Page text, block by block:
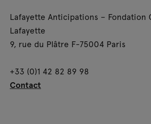
Lafayette Anticipations – Fondation
Lafayette
9, rue du Plâtre F-75004 Paris
+33 (0)1 42 82 89 98
Contact